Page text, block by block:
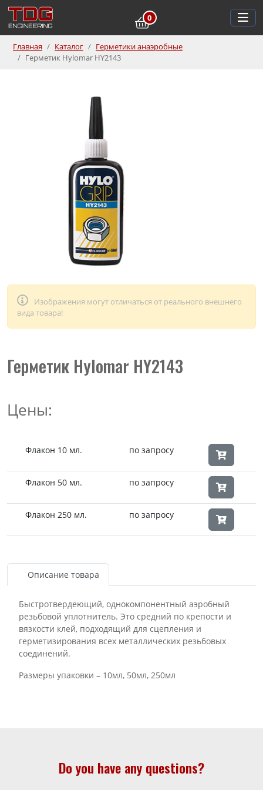
0
Главная Каталог
Герметики анаэробные
Герметик Hylomar HY2143
Изображения могут отличаться от реального внешнего
вида товара!
Герметик Hylomar HY2143
Цены:
Флакон 10 мл. по запросу
Флакон 50 мл. по запросу
Флакон 250 мл. по запросу
Описание товара
Быстротвердеющий, однокомпонентный аэробный
резьбовой уплотнитель. Это средний по крепости и
вязкости клей, подходящий для сцепления и
герметизирования всех металлических резьбовых
соединений.
Размеры упаковки – 10мл, 50мл, 250мл
Do you have any questions?